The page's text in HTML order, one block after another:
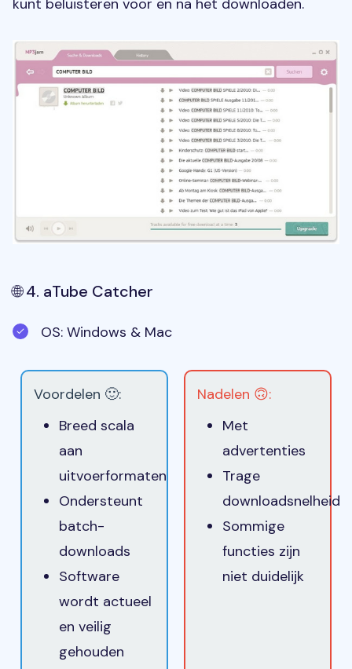
🌐 4. aTube Catcher
OS: Windows & Mac
Voordelen 🙂:
Breed scala
aan
uitvoerformaten
Ondersteunt
batch-
downloads
Software
wordt actueel
en veilig
gehouden
Nadelen 🙃:
Met
advertenties
Trage
downloadsnelheid
Sommige
functies zijn
niet duidelijk